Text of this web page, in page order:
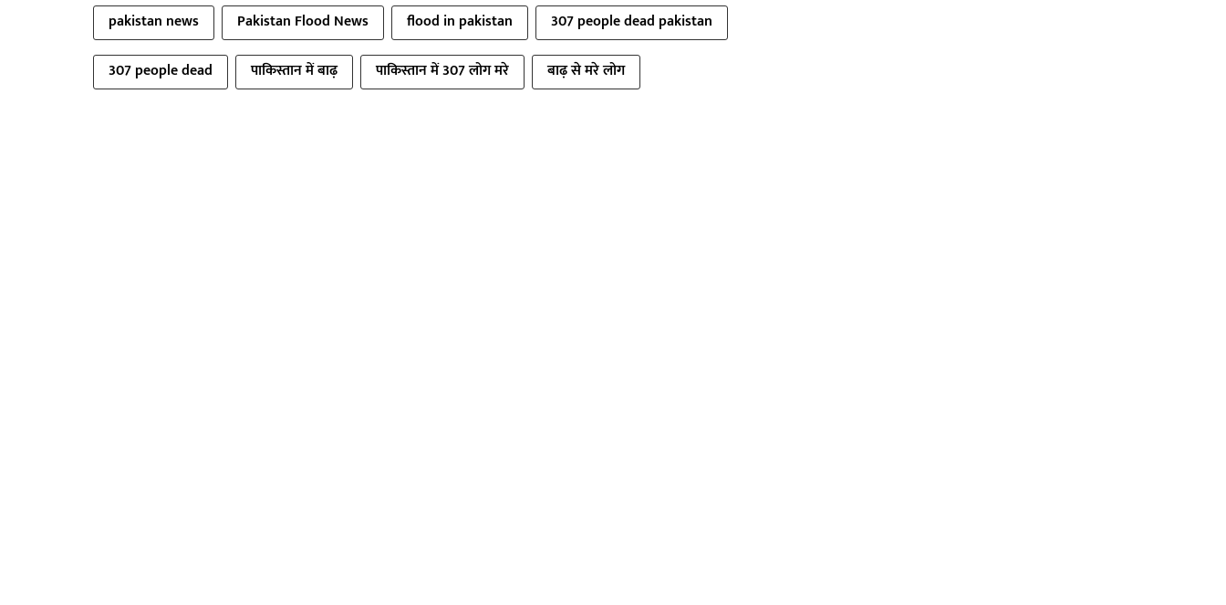
pakistan news Pakistan Flood News flood in pakistan
307 people dead pakistan
307 people dead
पाकिस्तान में बाढ़ पाकिस्तान में 307 लोग मरे बाढ़ से मरे लोग